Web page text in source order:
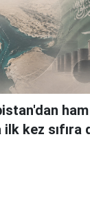
ilk kez sıfıra